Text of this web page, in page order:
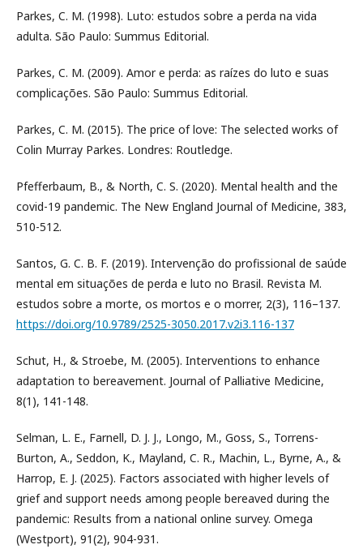
Parkes, C. M. (1998). Luto: estudos sobre a perda na vida
adulta. São Paulo: Summus Editorial.
Parkes, C. M. (2009). Amor e perda: as raízes do luto e suas
complicações. São Paulo: Summus Editorial.
Parkes, C. M. (2015). The price of love: The selected works of
Colin Murray Parkes. Londres: Routledge.
Pfefferbaum, B., & North, C. S. (2020). Mental health and the
covid-19 pandemic. The New England Journal of Medicine, 383,
510-512.
Santos, G. C. B. F. (2019). Intervenção do profissional de saúde
mental em situações de perda e luto no Brasil. Revista M.
estudos sobre a morte, os mortos e o morrer, 2(3), 116–137.
https://doi.org/10.9789/2525-3050.2017.v2i3.116-137
Schut, H., & Stroebe, M. (2005). Interventions to enhance
adaptation to bereavement. Journal of Palliative Medicine,
8(1), 141-148.
Selman, L. E., Farnell, D. J. J., Longo, M., Goss, S., Torrens-
Burton, A., Seddon, K., Mayland, C. R., Machin, L., Byrne, A., &
Harrop, E. J. (2025). Factors associated with higher levels of
grief and support needs among people bereaved during the
pandemic: Results from a national online survey. Omega
(Westport), 91(2), 904-931.